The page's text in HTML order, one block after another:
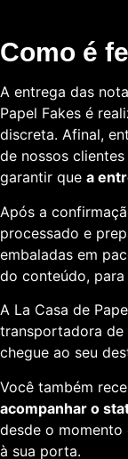
Como é
A entrega das
Papel Fakes é
discreta. Afinal,
de nossos
garantir que a
Após a
processado e
embaladas em
do conteúdo,
A La Casa de
transportadora de
chegue ao seu
Você também
acompanhar o
desde o
à sua porta.